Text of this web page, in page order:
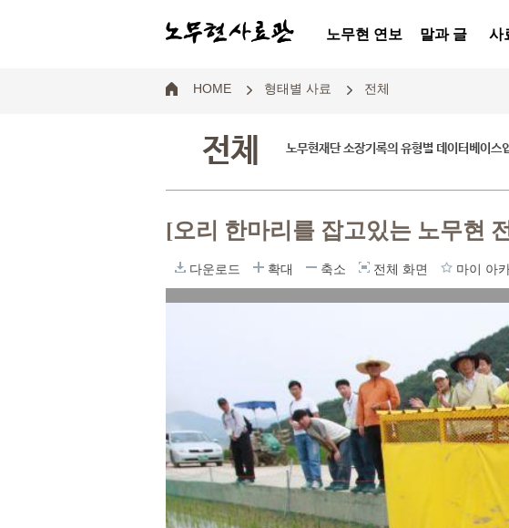
노무현 연보 말과 글 사
HOME 형태별 사료 전체
전체 노무현재단 소장기록의 유형별 데이터베이스
[오리 한마리를 잡고있는 노무현
다운로드 확대 축소 전체 화면 마이 아